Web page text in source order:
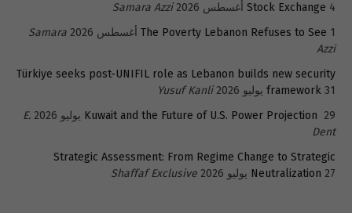
Stock Exchange 4 أغسطس 2026
Samara Azzi
The Poverty Lebanon Refuses to See 1 أغسطس 2026
Samara
Azzi
Türkiye seeks post-UNIFIL role as Lebanon builds new security
framework 31 يوليو 2026
Yusuf Kanli
Kuwait and the Future of U.S. Power Projection 29 يوليو 2026
E.
Dent
Strategic Assessment: From Regime Change to Strategic
Neutralization 27 يوليو 2026 Shaffaf Exclusive